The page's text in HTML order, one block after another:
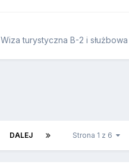
Wiza turystyczna B-2 i służbowa
DALEJ Strona 1 z 6